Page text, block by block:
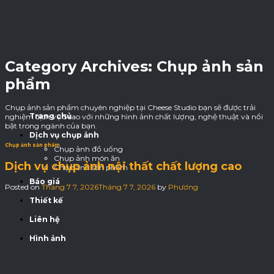
Trang chủ
Dịch vụ chụp ảnh
Chụp ảnh đồ uống
Chụp ảnh món ăn
Chụp ảnh sản phẩm
Báo giá
Thiết kế
Liên hệ
Hình ảnh
Category Archives: Chụp ảnh sản
phẩm
Chụp ảnh sản phẩm chuyên nghiệp tại Cheese Studio bạn sẽ được trải
nghiệm dịch vụ 5 sao với những hình ảnh chất lượng, nghệ thuật và nổi
bật trong ngành của bạn.
Chụp ảnh sản phẩm
Dịch vụ chụp ảnh nội thất chất lượng cao
Posted onTháng 7 7, 2026Tháng 7 7, 2026 by Phương